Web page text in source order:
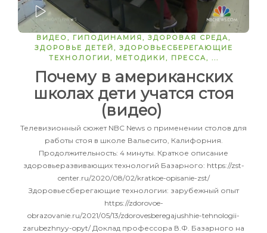
ЗАПУСТИТЬ
ВИДЕО, ГИПОДИНАМИЯ, ЗДОРОВАЯ СРЕДА,
ЗДОРОВЬЕ ДЕТЕЙ, ЗДОРОВЬЕСБЕРЕГАЮЩИЕ
ТЕХНОЛОГИИ, МЕТОДИКИ, ПРЕССА, ...
Почему в американских
школах дети учатся стоя
(видео)
Телевизионный сюжет NBC News о применении столов для
работы стоя в школе Вальесито, Калифорния.
Продолжительность: 4 минуты. Краткое описание
здоровьеразвивающих технологий Базарного: https://zst-
center.ru/2020/08/02/kratkoe-opisanie-zst/
Здоровьесберегающие технологии: зарубежный опыт
https://zdorovoe-
obrazovanie.ru/2021/05/13/zdorovesberegajushhie-tehnologii-
zarubezhnyy-opyt/ Доклад профессора В.Ф. Базарного на